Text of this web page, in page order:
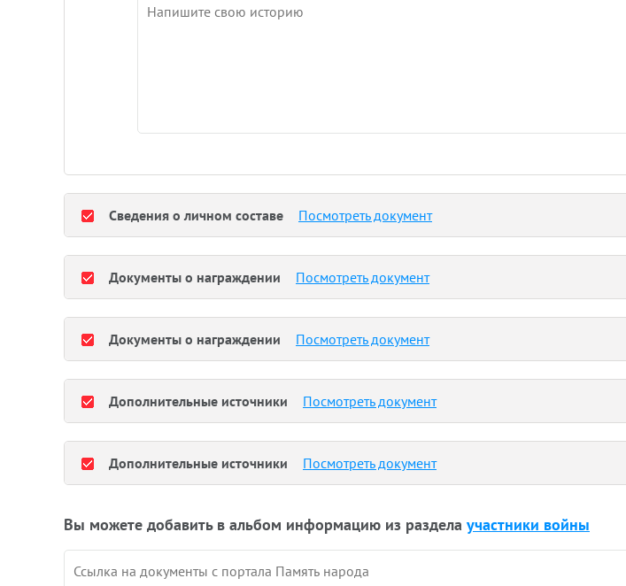
Сведения о личном составе Посмотреть документ
Документы о награждении Посмотреть документ
Документы о награждении Посмотреть документ
Дополнительные источники Посмотреть документ
Дополнительные источники Посмотреть документ
Вы можете добавить в альбом информацию из раздела участники войны